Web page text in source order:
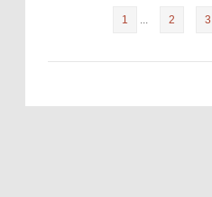
1 ... 2 3